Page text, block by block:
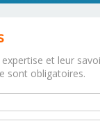
et leur
sont obligatoires.